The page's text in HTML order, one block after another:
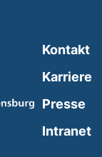
Kontakt
Karriere
Presse
Intranet